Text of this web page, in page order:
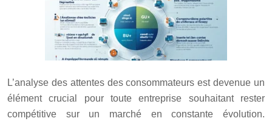
L’analyse des attentes des consommateurs est devenue un
élément crucial pour toute entreprise souhaitant rester
compétitive sur un marché en constante évolution.